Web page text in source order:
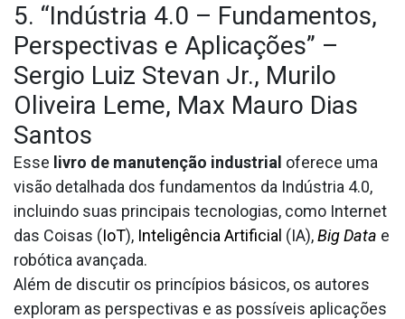
5. “Indústria 4.0 – Fundamentos,
Perspectivas e Aplicações” –
Sergio Luiz Stevan Jr., Murilo
Oliveira Leme, Max Mauro Dias
Santos
Esse livro de manutenção industrial oferece uma
visão detalhada dos fundamentos da Indústria 4.0,
incluindo suas principais tecnologias, como Internet
das Coisas (IoT), Inteligência Artificial (IA),Big Data e
robótica avançada.
Além de discutir os princípios básicos, os autores
exploram as perspectivas e as possíveis aplicações